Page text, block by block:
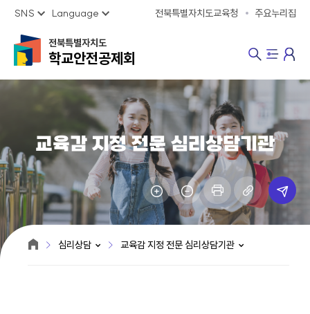
SNS Language 전북특별자치도교육청 주요누리집
전북특별자치도
학교안전공제회
교육감 지정 전문 심리상담기관
심리상담 교육감 지정 전문 심리상담기관